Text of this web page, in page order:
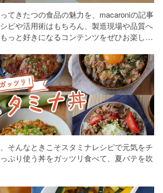
てきたつの食品の魅力を、macaroniの記事
ピや活用術はもちろん、製造現場や品質へ
っと好きになるコンテンツをぜひお楽しみ
そんなときこそスタミナレシピで元気をチ
ぷり使う丼をガッツリ食べて、夏バテを吹